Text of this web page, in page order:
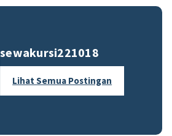
sewakursi221018
Lihat Semua Postingan